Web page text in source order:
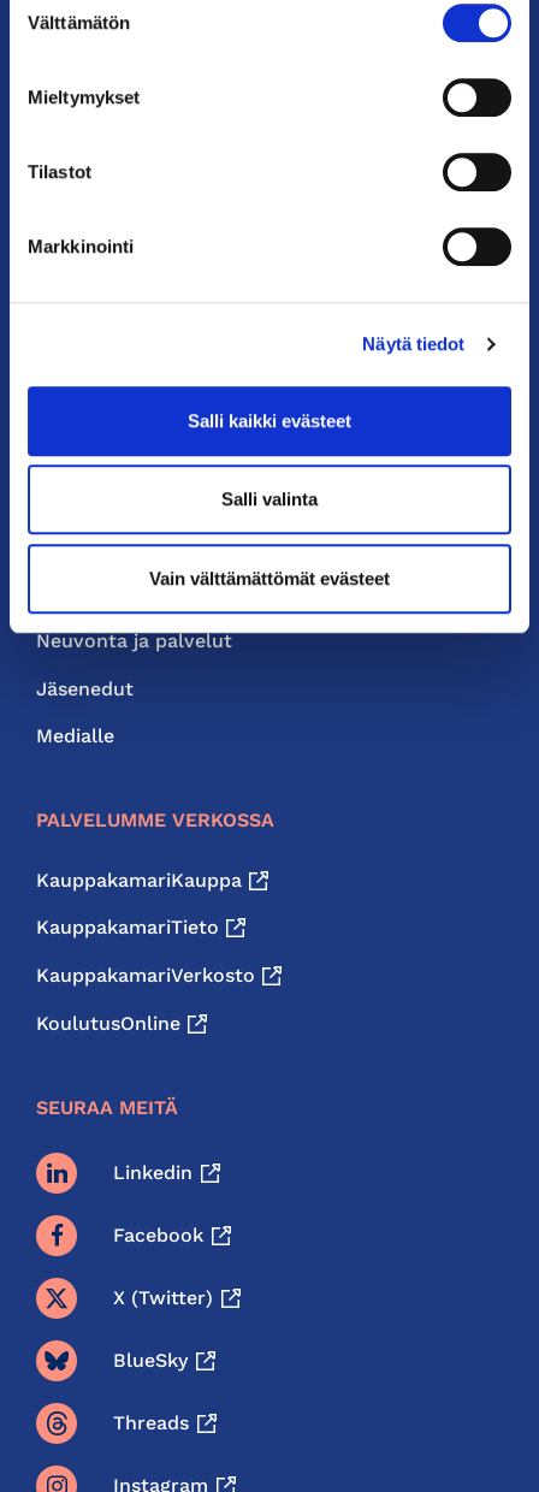
valinta
Välttämätön
Mieltymykset
Tilastot
Markkinointi
Näytä tiedot
Salli kaikki evästeet
Salli valinta
Vain välttämättömät evästeet
Käyntiosoite: Kalevankatu 12, 00100 Helsinki
Puhelin: 09 228 601 (vaihde)
Katso kaikki yhteystiedot >
Anna palautetta >
Yhteystiedot
Liity jäseneksi
Neuvonta ja palvelut
Jäsenedut
Medialle
PALVELUMME VERKOSSA
KauppakamariKauppa
KauppakamariTieto
KauppakamariVerkosto
KoulutusOnline
SEURAA MEITÄ
Linkedin
Facebook
X (twitter)
BlueSky
Threads
Instagram